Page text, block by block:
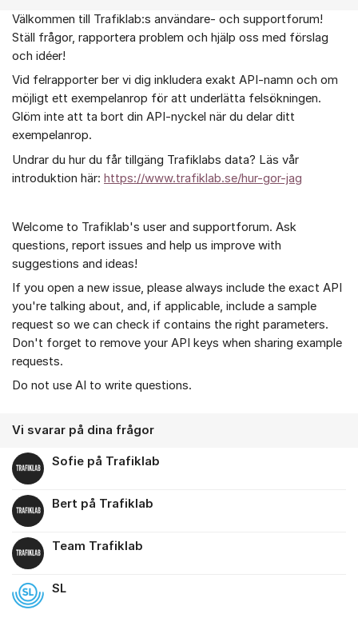
Om forumet
Välkommen till Trafiklab:s användare- och supportforum!
Ställ frågor, rapportera problem och hjälp oss med förslag
och idéer!
Vid felrapporter ber vi dig inkludera exakt API-namn och om
möjligt ett exempelanrop för att underlätta felsökningen.
Glöm inte att ta bort din API-nyckel när du delar ditt
exempelanrop.
Undrar du hur du får tillgäng Trafiklabs data? Läs vår
introduktion här: https://www.trafiklab.se/hur-gor-jag
Welcome to Trafiklab's user and supportforum. Ask
questions, report issues and help us improve with
suggestions and ideas!
If you open a new issue, please always include the exact API
you're talking about, and, if applicable, include a sample
request so we can check if contains the right parameters.
Don't forget to remove your API keys when sharing example
requests.
Do not use AI to write questions.
Vi svarar på dina frågor
Sofie på Trafiklab
Bert på Trafiklab
Team Trafiklab
SL